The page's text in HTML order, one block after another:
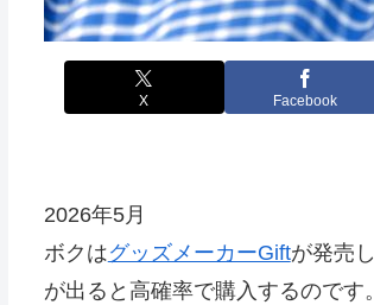
X Facebook
2026年5月
ボクはグッズメーカーGiftが発売
が出ると高確率で購入するのです